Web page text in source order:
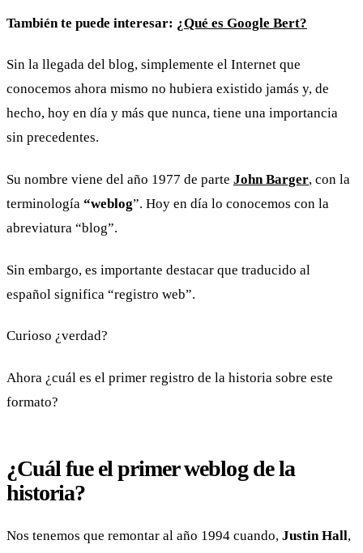
También te puede interesar: ¿Qué es Google Bert?
Sin la llegada del blog, simplemente el Internet que
conocemos ahora mismo no hubiera existido jamás y, de
hecho, hoy en día y más que nunca, tiene una importancia
sin precedentes.
Su nombre viene del año 1977 de parte John Barger, con la
terminología “weblog”. Hoy en día lo conocemos con la
abreviatura “blog”.
Sin embargo, es importante destacar que traducido al
español significa “registro web”.
Curioso ¿verdad?
Ahora ¿cuál es el primer registro de la historia sobre este
formato?
¿Cuál fue el primer weblog de la
historia?
Nos tenemos que remontar al año 1994 cuando, Justin Hall,